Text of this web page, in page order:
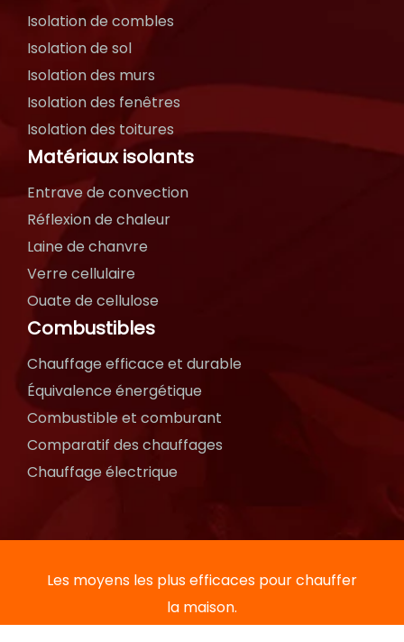
Isolation de combles
Isolation de sol
Isolation des murs
Isolation des fenêtres
Isolation des toitures
Matériaux isolants
Entrave de convection
Réflexion de chaleur
Laine de chanvre
Verre cellulaire
Ouate de cellulose
Combustibles
Chauffage efficace et durable
Équivalence énergétique
Combustible et comburant
Comparatif des chauffages
Chauffage électrique
Les moyens les plus efficaces pour chauffer
la maison.